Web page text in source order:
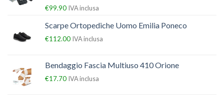
€99.90 IVA inclusa
Scarpe Ortopediche Uomo Emilia Poneco
€112.00 IVA inclusa
Bendaggio Fascia Multiuso 410 Orione
€17.70 IVA inclusa